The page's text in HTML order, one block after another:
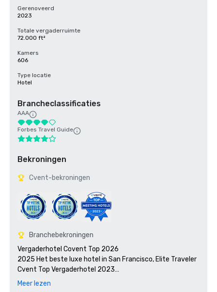
Gerenoveerd
2023
Totale vergaderruimte
72.000 ft²
Kamers
606
Type locatie
Hotel
Brancheclassificaties
AAA
Forbes Travel Guide
Bekroningen
Cvent-bekroningen
Branchebekroningen
Vergaderhotel Covent Top 2026
2025 Het beste luxe hotel in San Francisco, Elite Traveler
Cvent Top Vergaderhotel 2023
2023 7x7:50 meest iconische cocktails in San Francisco
Meer lezen